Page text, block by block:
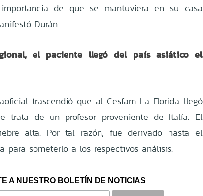
de que se mantuviera en su casa
Durán.
el paciente llegó del país asiático el
trascendió que al Cesfam La Florida llegó
trata de un profesor proveniente de Italía. El
alta. Por tal razón, fue derivado hasta el
para someterlo a los respectivos análisis.
A NUESTRO BOLETÍN DE NOTICIAS